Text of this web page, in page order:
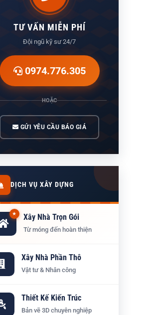
TƯ VẤN MIỄN PHÍ
Đội ngũ kỹ sư 24/7
0974.776.305
HOẶC
GỬI YÊU CẦU BÁO GIÁ
DỊCH VỤ XÂY DỰNG
★ Xây Nhà Trọn Gói
Từ móng đến hoàn thiện
Xây Nhà Phần Thô
Vật tư & Nhân công
Thiết Kế Kiến Trúc
Bản vẽ 3D chuyên nghiệp